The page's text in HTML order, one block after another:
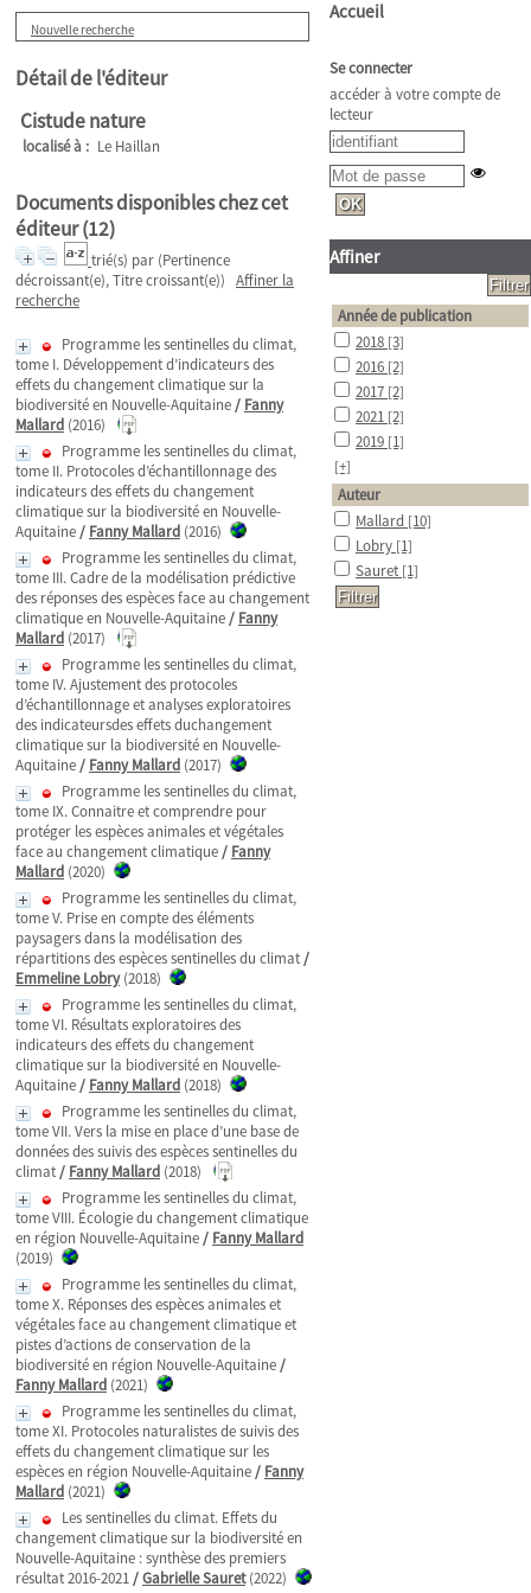
Nouvelle recherche
Détail de l'éditeur
Cistude nature
localisé à : Le Haillan
Documents disponibles chez cet
éditeur (12)
trié(s) par (Pertinence
décroissant(e), Titre croissant(e)) Affiner la
recherche
Programme les sentinelles du climat,
tome I. Développement d’indicateurs des
effets du changement climatique sur la
biodiversité en Nouvelle-Aquitaine/ Fanny
Mallard (2016)
Programme les sentinelles du climat,
tome II. Protocoles d’échantillonnage des
indicateurs des effets du changement
climatique sur la biodiversité en Nouvelle-
Aquitaine/ Fanny Mallard (2016)
Programme les sentinelles du climat,
tome III. Cadre de la modélisation prédictive
des réponses des espèces face au changement
climatique en Nouvelle-Aquitaine/ Fanny
Mallard (2017)
Programme les sentinelles du climat,
tome IV. Ajustement des protocoles
d’échantillonnage et analyses exploratoires
des indicateursdes effets duchangement
climatique sur la biodiversité en Nouvelle-
Aquitaine/ Fanny Mallard (2017)
Programme les sentinelles du climat,
tome IX. Connaitre et comprendre pour
protéger les espèces animales et végétales
face au changement climatique/ Fanny
Mallard (2020)
Programme les sentinelles du climat,
tome V. Prise en compte des éléments
paysagers dans la modélisation des
répartitions des espèces sentinelles du climat/
Emmeline Lobry(2018)
Programme les sentinelles du climat,
tome VI. Résultats exploratoires des
indicateurs des effets du changement
climatique sur la biodiversité en Nouvelle-
Aquitaine/ Fanny Mallard (2018)
Programme les sentinelles du climat,
tome VII. Vers la mise en place d’une base de
données des suivis des espèces sentinelles du
climat/ Fanny Mallard (2018)
Programme les sentinelles du climat,
tome VIII. Écologie du changement climatique
en région Nouvelle-Aquitaine/ Fanny Mallard
(2019)
Programme les sentinelles du climat,
tome X. Réponses des espèces animales et
végétales face au changement climatique et
pistes d’actions de conservation de la
biodiversité en région Nouvelle-Aquitaine/
Fanny Mallard (2021)
Programme les sentinelles du climat,
tome XI. Protocoles naturalistes de suivis des
effets du changement climatique sur les
espèces en région Nouvelle-Aquitaine/ Fanny
Mallard (2021)
Les sentinelles du climat. Effets du
changement climatique sur la biodiversité en
Nouvelle-Aquitaine : synthèse des premiers
résultat 2016-2021/Gabrielle Sauret(2022)
Accueil
Se connecter
accéder à votre compte de
lecteur
Affiner
Année de publication
2018 [3]
2016 [2]
2017 [2]
2021 [2]
2019 [1]
[+]
Auteur
Mallard [10]
Lobry [1]
Sauret [1]